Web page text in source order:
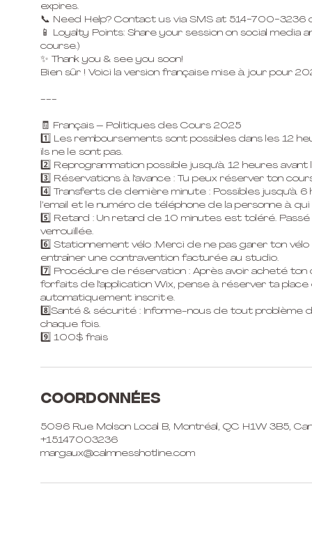
expires.
📞 Need Help? Contact us via SMS at 514-700-3236
📱 Loyalty Points: Share your session on social media
course.)
✨ Thank you & see you soon!
Bien sûr ! Voici la version française mise à jour pour
---
🧾 Français – Politiques des Cours 2025
1️⃣ Les remboursements sont possibles dans les 12
ils ne le sont pas.
2️⃣ Reprogrammation possible jusqu'à 12 heures
3️⃣ Réservations à l'avance : Tu peux réserver ton
4️⃣ Transferts de dernière minute : Possibles jusqu'à 6
l’email et le numéro de téléphone de la personne à
5️⃣ Retard : Un retard de 10 minutes est toléré.
verrouillée.
6️⃣ Stationnement vélo :Merci de ne pas garer ton
entraîner une contravention facturée au studio.
7️⃣ Procédure de réservation : Après avoir acheté
forfaits de l'application Wix, pense à réserver ta place
automatiquement inscrit·e.
8️⃣Santé & sécurité : Informe-nous de tout problème
chaque fois.
Coordonnées
5096 Rue Molson Local B, Montréal, QC H1W 3B5,
+15147003236
margaux@calmnesshotline.com